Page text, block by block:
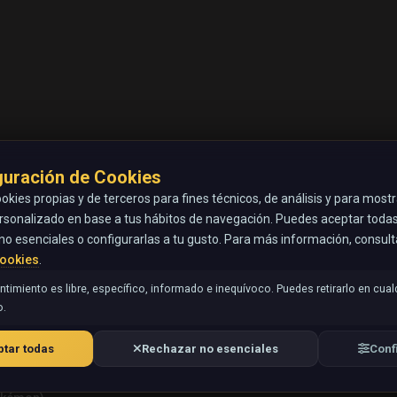
de Cookies
propias y de terceros para fines técnicos, de análisis y para
en base a tus hábitos de navegación. Puedes aceptar
esenciales o configurarlas a tu gusto. Para más información,
es libre, específico, informado e inequívoco. Puedes retirarlo en
todas Rechazar no esenciales